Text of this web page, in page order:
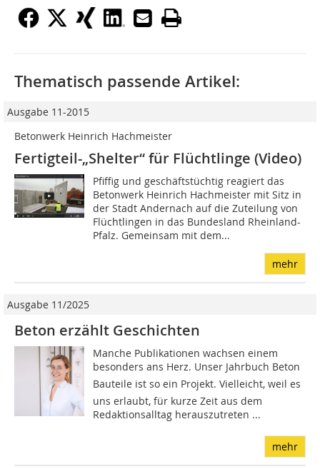
Thematisch passende Artikel:
Ausgabe 11-2015
Betonwerk Heinrich Hachmeister
Fertigteil-„Shelter“ für Flüchtlinge (Video)
Pfiffig und geschäftstüchtig reagiert das
Betonwerk Heinrich Hachmeister mit Sitz in
der Stadt Andernach auf die Zuteilung von
Flüchtlingen in das Bundesland Rheinland-
Pfalz. Gemeinsam mit dem...
mehr
Ausgabe 11/2025
Beton erzählt Geschichten
Manche Publikationen wachsen einem
besonders ans Herz. Unser Jahrbuch Beton
Bauteile ist so ein Projekt. Vielleicht, weil es
uns erlaubt, für kurze Zeit aus dem
Redaktionsalltag herauszutreten ...
mehr